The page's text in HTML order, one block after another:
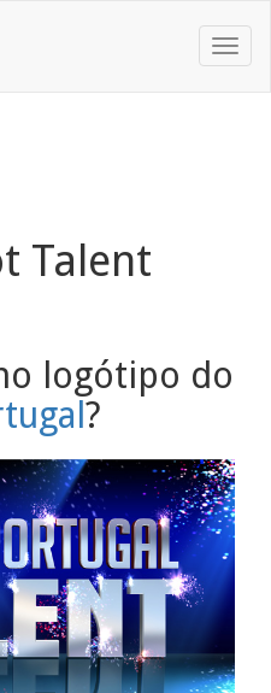
Talent
logótipo do
?